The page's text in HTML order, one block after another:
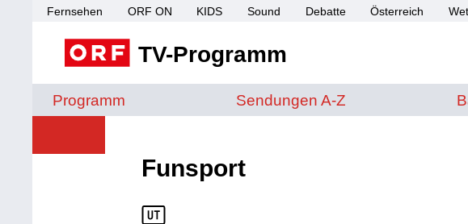
Fernsehen ORF ON KIDS Sound Debatte Österreich
TV-Programm
Programm Sendungen von A bis Z
Sendungen A-Z
Funsport